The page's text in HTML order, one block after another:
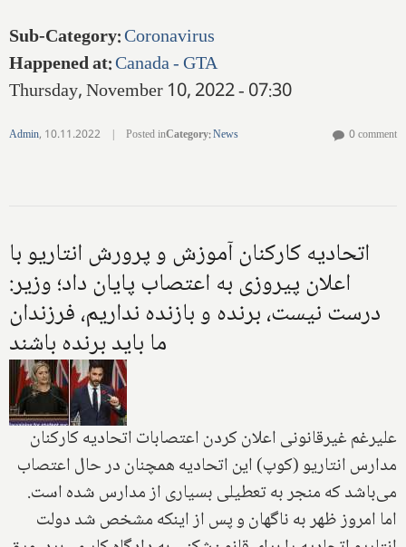
Sub-Category:Coronavirus
Happened at:Canada - GTA
Thursday, November 10, 2022 - 07:30
Admin, 10.11.2022 | Posted inCategory:News 0 comment
اتحادیه کارکنان آموزش و پرورش انتاریو با
اعلان پیروزی به اعتصاب پایان داد؛ وزیر:
درست نیست، برنده و بازنده نداریم، فرزندان
ما باید برنده باشند
علیرغم غیرقانونی اعلان کردن اعتصابات اتحادیه کارکنان
مدارس انتاریو (کوپ) این اتحادیه همچنان در حال اعتصاب
می‌باشد که منجر به تعطیلی بسیاری از مدارس شده است.
اما امروز ظهر به ناگهان و پس از اینکه مشخص شد دولت